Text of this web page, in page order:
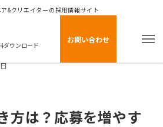
&クリエイターの採用情報サイト
ダウンロード
お問い合わせ
方は？応募を増やす